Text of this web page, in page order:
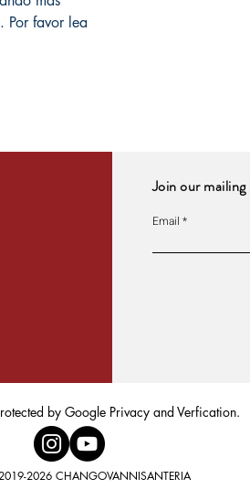
Por favor lea
Join our
Email
by Google Privacy and Verfication.
2026 CHANGOVANNISANTERIA